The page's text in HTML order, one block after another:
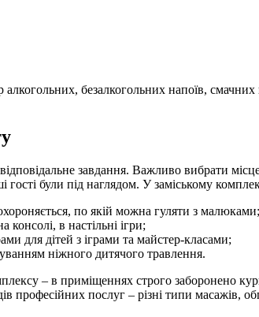
безалкогольних напоїв,
завдання. Важливо вибрати
були під наглядом. У заміському
по якій можна гуляти з малюками;
консолі, в настільні ігри;
для дітей з іграми та майстер-класами;
ніжного дитячого травлення.
– в приміщеннях строго заборонено
професійних послуг – різні типи масажів,